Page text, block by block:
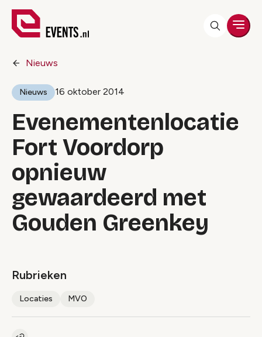
Nieuws
Nieuws 16 oktober 2014
Evenementenlocatie
Fort Voordorp
opnieuw
gewaardeerd met
Gouden Greenkey
Rubrieken
Locaties MVO